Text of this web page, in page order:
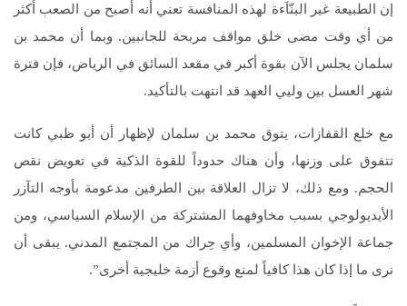
إن الطبيعة غير البنّاَءة لهذه المنافسة تعني أنه أصبح من الصعب أكثر
من أي وقت مضى خلق مواقف مربحة للجانبين. وبما أن محمد بن
سلمان يجلس الآن بقوة أكبر في مقعد السائق في الرياض، فإن فترة
شهر العسل بين وليي العهد قد انتهت بالتأكيد.
مع خلع القفازات، يتوق محمد بن سلمان لإظهار أن أبو ظبي كانت
تتفوق على وزنها، وأن هناك حدوداً للقوة الذكية في تعويض نقص
الحجم. ومع ذلك، لا تزال العلاقة بين الطرفين مدعومة بأوجه التآزر
الأيديولوجي بسبب مخاوفهما المشتركة من الإسلام السياسي، ومن
جماعة الإخوان المسلمين، وأي حِراك من المجتمع المدني. يبقى أن
نرى ما إذا كان هذا كافياً لمنع وقوع أزمة خليجية أخرى”.